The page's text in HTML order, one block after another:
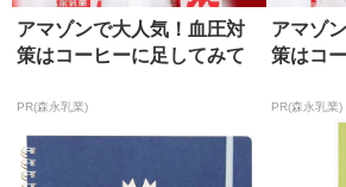
アマゾンで大人気！血圧対
策はコーヒーに足してみて
PR(森永乳業)
アマゾ
策はコ
PR(森永乳業)